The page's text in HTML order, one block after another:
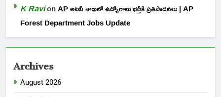
K RavionAP అటవీ శాఖలో ఉద్యోగాలు భర్తీకి ప్రతిపాదనలు | AP
Forest Department Jobs Update
Archives
August 2026